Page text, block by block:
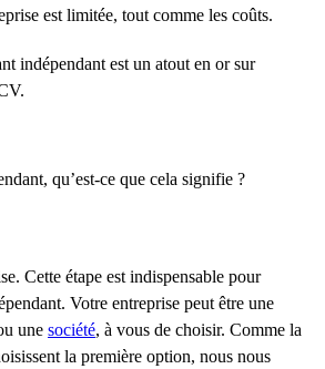
est limitée, tout comme les coûts.
indépendant est un atout en or sur
qu’est-ce que cela signifie ?
Cette étape est indispensable pour
Votre entreprise peut être une
une société, à vous de choisir. Comme la
la première option, nous nous